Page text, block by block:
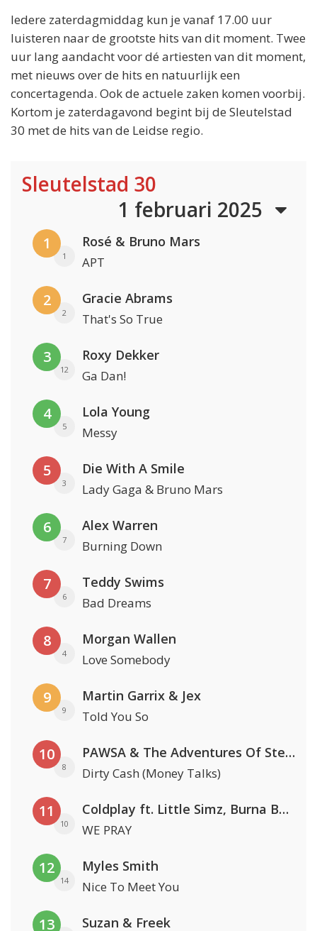
Iedere zaterdagmiddag kun je vanaf 17.00 uur
luisteren naar de grootste hits van dit moment. Twee
uur lang aandacht voor dé artiesten van dit moment,
met nieuws over de hits en natuurlijk een
concertagenda. Ook de actuele zaken komen voorbij.
Kortom je zaterdagavond begint bij de Sleutelstad
30 met de hits van de Leidse regio.
Sleutelstad 30
1 februari 2025
1
1
Rosé & Bruno Mars
APT
2
2
Gracie Abrams
That's So True
3
12
Roxy Dekker
Ga Dan!
4
5
Lola Young
Messy
5
3
Die With A Smile
Lady Gaga & Bruno Mars
6
7
Alex Warren
Burning Down
7
6
Teddy Swims
Bad Dreams
8
4
Morgan Wallen
Love Somebody
9
9
Martin Garrix & Jex
Told You So
10
8
PAWSA & The Adventures Of Stevie V
Dirty Cash (Money Talks)
11
10
Coldplay ft. Little Simz, Burna Boy, Elyanna & Tini
WE PRAY
12
14
Myles Smith
Nice To Meet You
13 Suzan & Freek